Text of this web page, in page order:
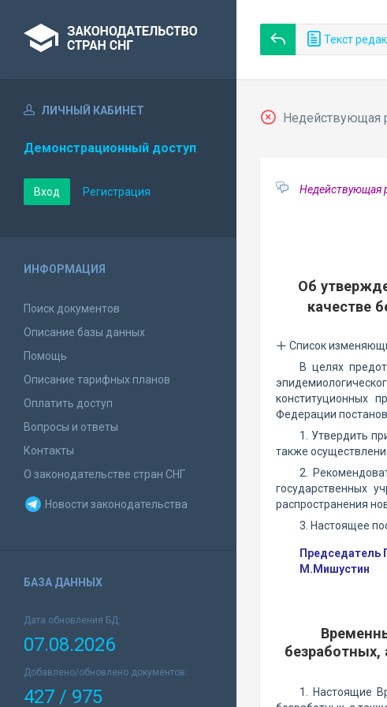
Текст
ЛИЧНЫЙ КАБИНЕТ
Демонстрационный доступ
Вход Регистрация
ИНФОРМАЦИЯ
Поиск документов
Описание базы данных
Помощь
Описание тарифных планов
Оплатить доступ
Вопросы и ответы
Контакты
О законодательстве стран СНГ
Новости законодательства
БАЗА ДАННЫХ
Дата обновления БД:
07.08.2026
Добавлено/обновлено документов:
427 / 975
Недействующая
Недействующая
Об
качестве
Список
В целях
конституционных
Федерации
1. Утвердить
также
2.
государственных
распространения
3. Настоящее
Председатель
М.Мишустин
1. Настоящие